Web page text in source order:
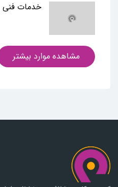
خدمات فنی
مشاهده موارد بیشتر